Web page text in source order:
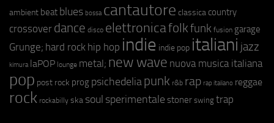
ambient beat blues bossa cantautore classica country
crossover dance disco elettronicafolkfunk fusion garage
Grunge; hard rock hip hop indie indie pop italiani jazz
kimura laPOP lounge metal; new wave nuova musica italiana
pop post rock prog psichedeliapunk r&b rap rap italiano reggae
rock rockabilly ska soul sperimentale stoner swing trap